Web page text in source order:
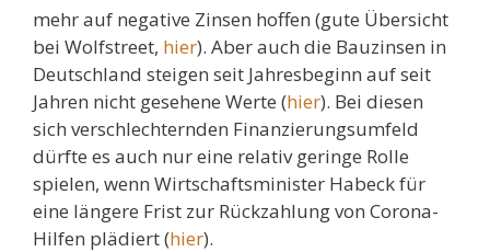
mehr auf negative Zinsen hoffen (gute Übersicht
bei Wolfstreet, hier). Aber auch die Bauzinsen in
Deutschland steigen seit Jahresbeginn auf seit
Jahren nicht gesehene Werte (hier). Bei diesen
sich verschlechternden Finanzierungsumfeld
dürfte es auch nur eine relativ geringe Rolle
spielen, wenn Wirtschaftsminister Habeck für
eine längere Frist zur Rückzahlung von Corona-
Hilfen plädiert (hier).